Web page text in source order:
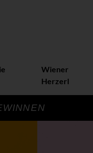
Wiener
Herzerl